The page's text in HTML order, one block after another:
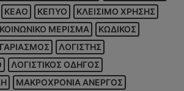
ΚΕΑΟ ΚΕΠΥΟ
ΚΛΕΙΣΙΜΟ ΧΡΗΣΗΣ
ΚΟΙΝΩΝΙΚΟ ΜΕΡΙΣΜΑ
ΚΩΔΙΚΟΣ
ΛΟΓΙΣΤΗΣ
ΛΟΓΙΣΤΙΚΟΣ ΟΔΗΓΟΣ
ΜΑΚΡΟΧΡΟΝΙΑ ΑΝΕΡΓΟΣ